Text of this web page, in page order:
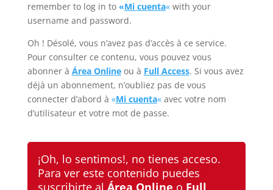
remember to log in to «Mi cuenta«with your
username and password.
Oh ! Désolé, vous n’avez pas d’accès à ce service.
Pour consulter ce contenu, vous pouvez vous
abonner à Área Onlineou à Full Access. Si vous avez
déjà un abonnement, n’oubliez pas de vous
connecter d’abord à «Mi cuenta«avec votre nom
d’utilisateur et votre mot de passe.
¡Oh, lo sentimos!, no tienes acceso.
Para ver este contenido puedes
suscribirte al Área Online o Full